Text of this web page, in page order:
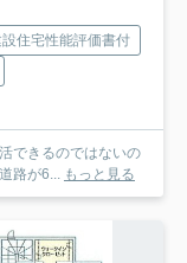
住宅性能評価書付
できるのではないの
路が6... もっと見る